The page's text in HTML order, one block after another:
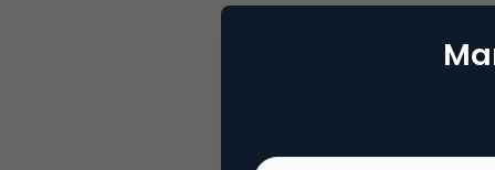
Ronald Mulder en
Facebook,
begrijpelijke en
een webinar